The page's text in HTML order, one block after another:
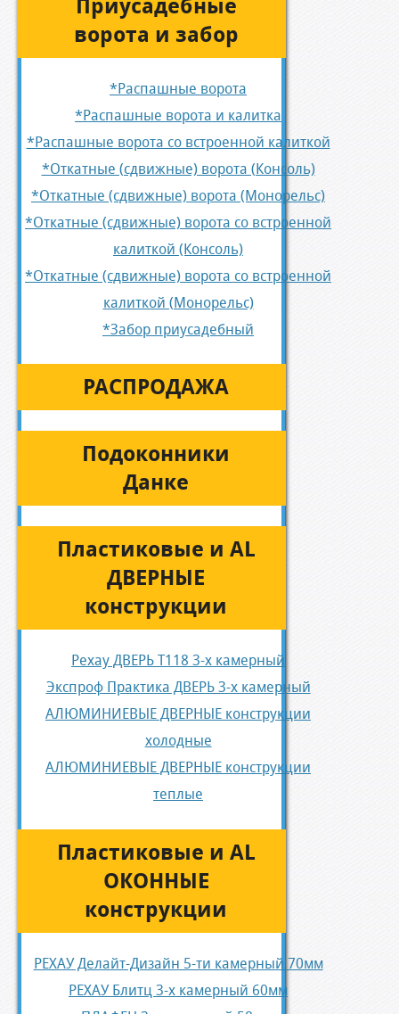
Приусадебные
ворота и забор
*Распашные ворота
*Распашные ворота и калитка
*Распашные ворота со встроенной калиткой
*Откатные (сдвижные) ворота (Консоль)
*Откатные (сдвижные) ворота (Монорельс)
*Откатные (сдвижные) ворота со встроенной
калиткой (Консоль)
*Откатные (сдвижные) ворота со встроенной
калиткой (Монорельс)
*Забор приусадебный
РАСПРОДАЖА
Подоконники
Данке
Пластиковые и AL
ДВЕРНЫЕ
конструкции
Рехау ДВЕРЬ Т118 3-х камерный
Экспроф Практика ДВЕРЬ 3-х камерный
АЛЮМИНИЕВЫЕ ДВЕРНЫЕ конструкции
холодные
АЛЮМИНИЕВЫЕ ДВЕРНЫЕ конструкции
теплые
Пластиковые и AL
ОКОННЫЕ
конструкции
РЕХАУ Делайт-Дизайн 5-ти камерный 70мм
РЕХАУ Блитц 3-х камерный 60мм